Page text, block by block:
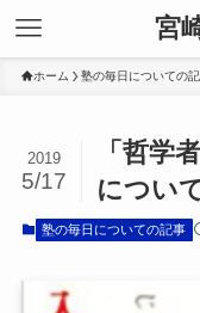
宮
ホーム 塾の毎日についての
「哲学
につい
2019
5/17
塾の毎日についての記事